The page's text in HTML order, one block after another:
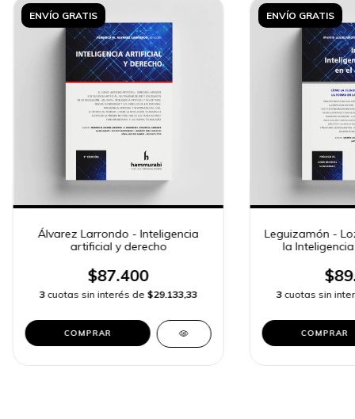
ENVÍO GRATIS
Álvarez Larrondo - Inteligencia
artificial y derecho
$87.400
3 cuotas sin interés de $29.133,33
COMPRAR
ENVÍO GRATIS
Leguizamón -
la
3 cuotas sin
COMPRAR